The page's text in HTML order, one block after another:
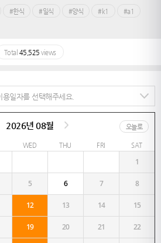
#한식 #일식 #양식 #k1
#a1
Total 45,525 views
2026년 08월 오늘로
WED THU FRI SAT
1
5 6 7 8
12 13 14 15
19 20 21 22